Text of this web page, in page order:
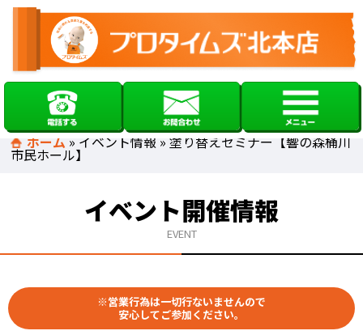
ホーム » イベント情報 »塗り替えセミナー【響の森桶川
市民ホール】
イベント開催情報
EVENT
※営業行為は一切行ないませんので
安心してご参加ください。